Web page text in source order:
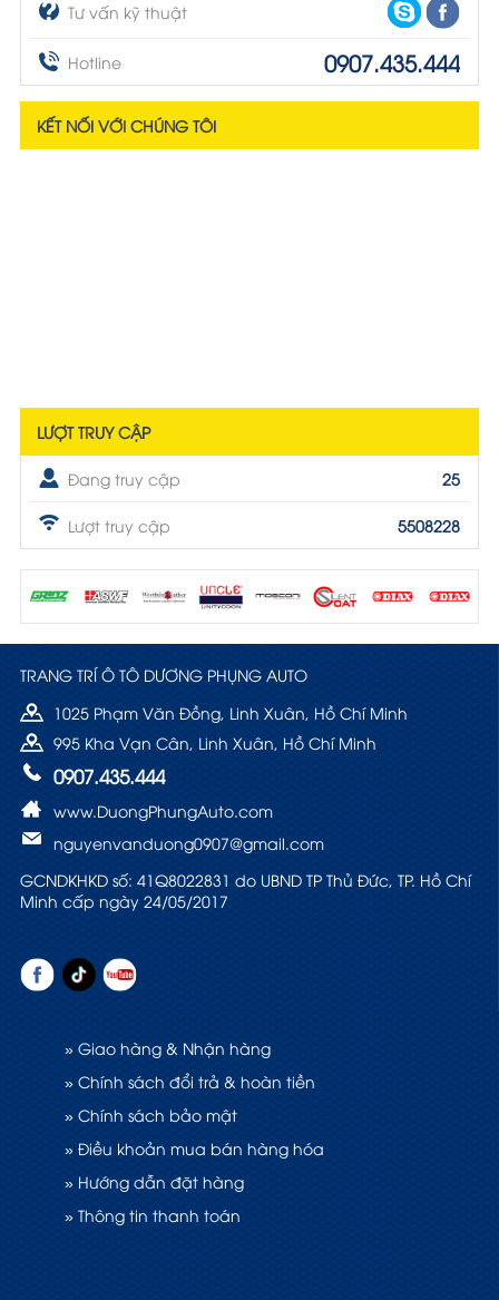
Tư vấn kỹ thuật
Hotline 0907.435.444
KẾT NỐI VỚI CHÚNG TÔI
LƯỢT TRUY CẬP
Đang truy cập 25
Lượt truy cập 5508228
TRANG TRÍ Ô TÔ DƯƠNG PHỤNG AUTO
1025 Phạm Văn Đồng, Linh Xuân, Hồ Chí Minh
995 Kha Vạn Cân, Linh Xuân, Hồ Chí Minh
0907.435.444
www.DuongPhungAuto.com
nguyenvanduong0907@gmail.com
GCNDKHKD số: 41Q8022831 do UBND TP Thủ Đức, TP. Hồ Chí
Minh cấp ngày 24/05/2017
» Giao hàng & Nhận hàng
» Chính sách đổi trả & hoàn tiền
» Chính sách bảo mật
» Điều khoản mua bán hàng hóa
» Hướng dẫn đặt hàng
» Thông tin thanh toán